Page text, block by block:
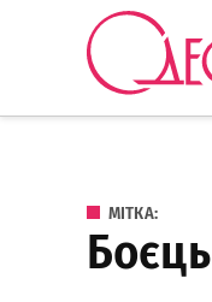
Перейти до вмісту
МІТКА:
боєць